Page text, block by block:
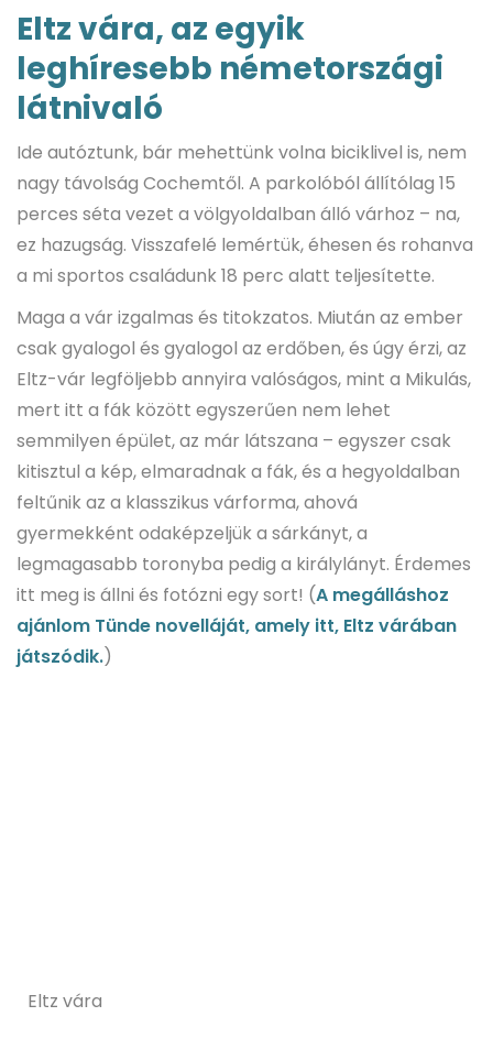
Eltz vára, az egyik
leghíresebb németországi
látnivaló
Ide autóztunk, bár mehettünk volna biciklivel is, nem
nagy távolság Cochemtől. A parkolóból állítólag 15
perces séta vezet a völgyoldalban álló várhoz – na,
ez hazugság. Visszafelé lemértük, éhesen és rohanva
a mi sportos családunk 18 perc alatt teljesítette.
Maga a vár izgalmas és titokzatos. Miután az ember
csak gyalogol és gyalogol az erdőben, és úgy érzi, az
Eltz-vár legföljebb annyira valóságos, mint a Mikulás,
mert itt a fák között egyszerűen nem lehet
semmilyen épület, az már látszana – egyszer csak
kitisztul a kép, elmaradnak a fák, és a hegyoldalban
feltűnik az a klasszikus várforma, ahová
gyermekként odaképzeljük a sárkányt, a
legmagasabb toronyba pedig a királylányt. Érdemes
itt meg is állni és fotózni egy sort! (A megálláshoz
ajánlom Tünde novelláját, amely itt, Eltz várában
játszódik.)
Eltz vára